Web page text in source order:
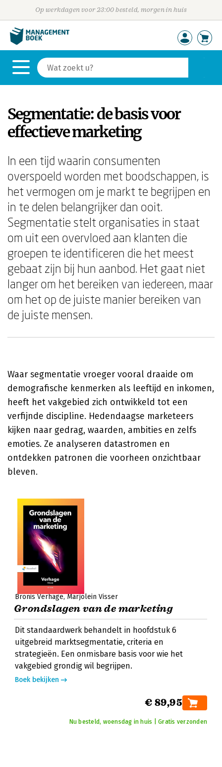
Op werkdagen voor 23:00 besteld, morgen in huis
Segmentatie: de basis voor
effectieve marketing
In een tijd waarin consumenten
overspoeld worden met boodschappen, is
het vermogen om je markt te begrijpen en
in te delen belangrijker dan ooit.
Segmentatie stelt organisaties in staat
om uit een overvloed aan klanten die
groepen te identificeren die het meest
gebaat zijn bij hun aanbod. Het gaat niet
langer om het bereiken van iedereen, maar
om het op de juiste manier bereiken van
de juiste mensen.
Waar segmentatie vroeger vooral draaide om
demografische kenmerken als leeftijd en inkomen,
heeft het vakgebied zich ontwikkeld tot een
verfijnde discipline. Hedendaagse marketeers
kijken naar gedrag, waarden, ambities en zelfs
emoties. Ze analyseren datastromen en
ontdekken patronen die voorheen onzichtbaar
bleven.
Bronis Verhage Marjolein Visser
Grondslagen van de marketing
Dit standaardwerk behandelt in hoofdstuk 6
uitgebreid marktsegmentatie, criteria en
strategieën. Een onmisbare basis voor wie het
vakgebied grondig wil begrijpen.
Boek bekijken
€ 89,95
Nu besteld, woensdag in huis | Gratis verzonden